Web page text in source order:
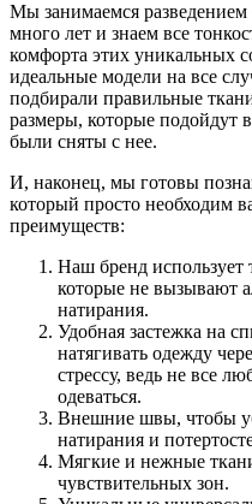
Мы занимаемся
много лет и знаем все
комфорта этих уникальных
идеальные модели на все
подбирали правильные
размеры, которые подойдут
были сняты с нее.
И, наконец, мы готовы
который просто необходим
преимуществ:
Наш бренд использует
которые не вызывают
натирания.
Удобная застежка на
натягивать одежду
стрессу, ведь не все
одеваться.
Внешние швы, чтобы
натирания и
Мягкие и нежные
чувствительных зон.